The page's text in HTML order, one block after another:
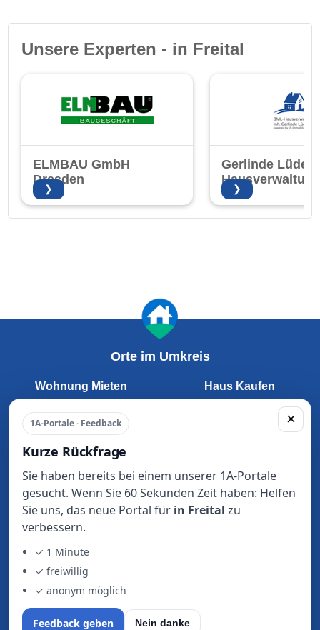
Unsere Experten - in Freital
ELMBAU GmbH
Dresden
❯
Gerlinde Lüder
❯
×
1A-Portale · Feedback
Kurze Rückfrage
Sie haben bereits bei einem unserer 1A-Portale
gesucht. Wenn Sie 60 Sekunden Zeit haben: Helfen
Sie uns, das neue Portal für in Freital zu
verbessern.
✓ 1 Minute
✓ freiwillig
✓ anonym möglich
Feedback geben Nein danke
Orte im Umkreis
Wohnung Mieten
Freital
Radebeul
Meißen
Coswig
Radeberg
Heidenau
Haus Kaufen
Meißen
Coswig
Radeberg